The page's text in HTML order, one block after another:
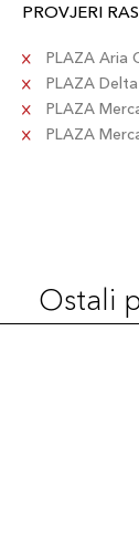
PROVJERI
PLAZA Aria
PLAZA
PLAZA
PLAZA
Ostali